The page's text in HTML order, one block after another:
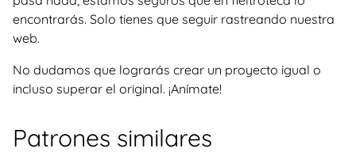
encontrarás. Solo tienes que seguir rastreando nuestra
web.
No dudamos que lograrás crear un proyecto igual o
incluso superar el original. ¡Anímate!
Patrones similares